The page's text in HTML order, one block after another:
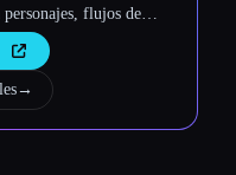
flujos de
coherentes
→